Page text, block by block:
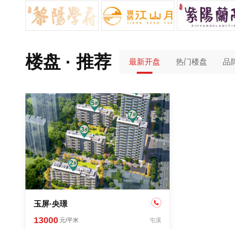
楼盘 · 推荐 最新开盘 热门楼盘 品
玉屏·央璟
13000 元/平米 屯溪